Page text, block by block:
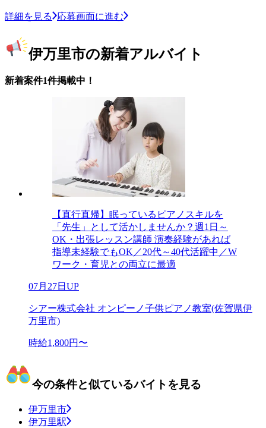
詳細を見る 応募画面に進む
伊万里市の新着アルバイト
新着案件1件掲載中！
【直行直帰】眠っているピアノスキルを
「先生」として活かしませんか？週1日～
OK・出張レッスン講師 演奏経験があれば
指導未経験でもOK／20代～40代活躍中／W
ワーク・育児との両立に最適
07月27日UP
シアー株式会社 オンピーノ子供ピアノ教室(佐賀県伊
万里市)
時給1,800円〜
今の条件と似ているバイトを見る
伊万里市
伊万里駅